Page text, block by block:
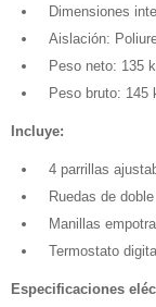
Dimensiones
Aislación:
Peso neto: 135
Peso bruto: 145
Incluye:
4 parrillas
Ruedas de
Manillas
Termostato
Especificaciones